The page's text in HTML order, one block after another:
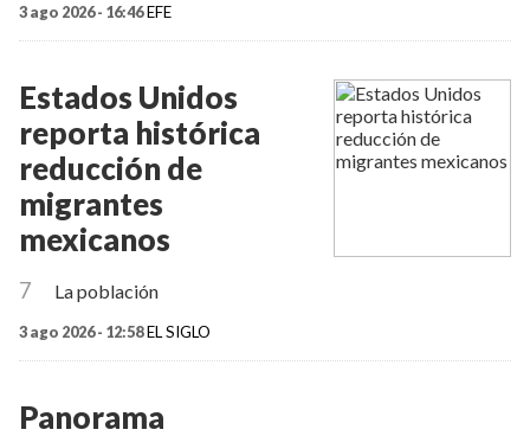
3 ago 2026 - 16:46EFE
Estados Unidos
reporta histórica
reducción de
migrantes
mexicanos
7 La población
3 ago 2026 - 12:58EL SIGLO
Panorama